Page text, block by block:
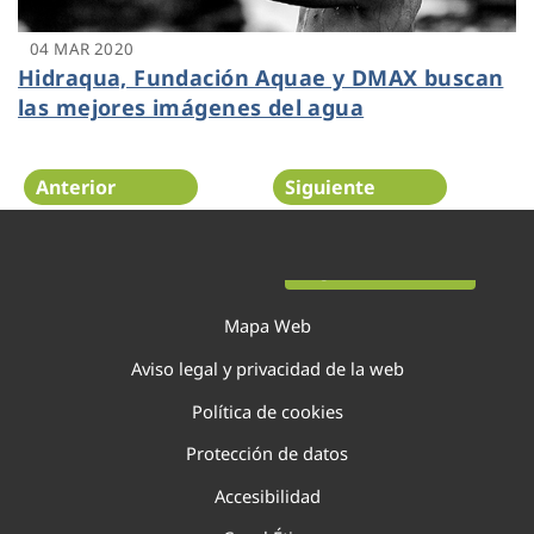
04 MAR 2020
Hidraqua, Fundación Aquae y DMAX buscan
las mejores imágenes del agua
Anterior Siguiente
Mapa Web
Aviso legal y privacidad de la web
Política de cookies
Protección de datos
Accesibilidad